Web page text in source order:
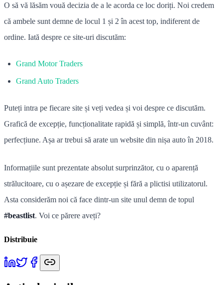
O să vă lăsăm vouă decizia de a le acorda ce loc doriți. Noi credem
că ambele sunt demne de locul 1 și 2 în acest top, indiferent de
ordine. Iată despre ce site-uri discutăm:
Grand Motor Traders
Grand Auto Traders
Puteți intra pe fiecare site și veți vedea și voi despre ce discutăm.
Grafică de excepție, funcționalitate rapidă și simplă, într-un cuvânt:
perfecțiune. Așa ar trebui să arate un website din nișa auto în 2018.
Informațiile sunt prezentate absolut surprinzător, cu o aparență
strălucitoare, cu o așezare de excepție și fără a plictisi utilizatorul.
Asta considerăm noi că face dintr-un site unul demn de topul
#beastlist. Voi ce părere aveți?
Distribuie